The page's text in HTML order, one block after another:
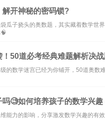
开神秘的密码锁?
瓜子挠头的奥数题，其实藏着数学世
50道必考经典难题解析决战
的数学迷宫已经为你铺开，50道奥数
🧐如何培养孩子的数学兴趣
能力的影响，分享激发数学兴趣的有